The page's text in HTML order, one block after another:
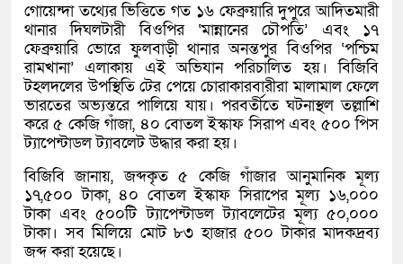
গোয়েন্দা তথ্যের ভিত্তিতে গত ১৬ ফেব্রুয়ারি দুপুরে আদিতমারী
থানার দিঘলটারী বিওপির ‘মান্নানের চৌপতি’ এবং ১৭
ফেব্রুয়ারি ভোরে ফুলবাড়ী থানার অনন্তপুর বিওপির ‘পশ্চিম
রামখানা’ এলাকায় এই অভিযান পরিচালিত হয়। বিজিবি
টহলদলের উপস্থিতি টের পেয়ে চোরাকারবারীরা মালামাল ফেলে
ভারতের অভ্যন্তরে পালিয়ে যায়। পরবর্তীতে ঘটনাস্থল তল্লাশি
করে ৫ কেজি গাঁজা, ৪০ বোতল ইস্কাফ সিরাপ এবং ৫০০ পিস
ট্যাপেন্টাডল ট্যাবলেট উদ্ধার করা হয়।
বিজিবি জানায়, জব্দকৃত ৫ কেজি গাঁজার আনুমানিক মূল্য
১৭,৫০০ টাকা, ৪০ বোতল ইস্কাফ সিরাপের মূল্য ১৬,০০০
টাকা এবং ৫০০টি ট্যাপেন্টাডল ট্যাবলেটের মূল্য ৫০,০০০
টাকা। সব মিলিয়ে মোট ৮৩ হাজার ৫০০ টাকার মাদকদ্রব্য
জব্দ করা হয়েছে।